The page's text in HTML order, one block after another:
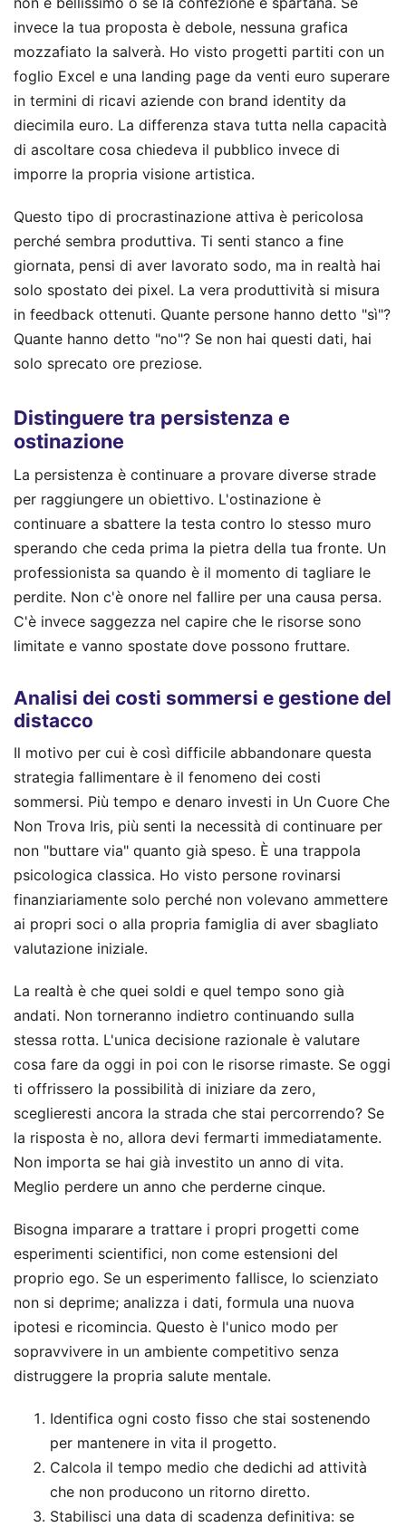
invece la tua proposta è debole, nessuna grafica
mozzafiato la salverà. Ho visto progetti partiti con un
foglio Excel e una landing page da venti euro superare
in termini di ricavi aziende con brand identity da
diecimila euro. La differenza stava tutta nella capacità
di ascoltare cosa chiedeva il pubblico invece di
imporre la propria visione artistica.
Questo tipo di procrastinazione attiva è pericolosa
perché sembra produttiva. Ti senti stanco a fine
giornata, pensi di aver lavorato sodo, ma in realtà hai
solo spostato dei pixel. La vera produttività si misura
in feedback ottenuti. Quante persone hanno detto "sì"?
Quante hanno detto "no"? Se non hai questi dati, hai
solo sprecato ore preziose.
Distinguere tra persistenza e
ostinazione
La persistenza è continuare a provare diverse strade
per raggiungere un obiettivo. L'ostinazione è
continuare a sbattere la testa contro lo stesso muro
sperando che ceda prima la pietra della tua fronte. Un
professionista sa quando è il momento di tagliare le
perdite. Non c'è onore nel fallire per una causa persa.
C'è invece saggezza nel capire che le risorse sono
limitate e vanno spostate dove possono fruttare.
Analisi dei costi sommersi e gestione del
distacco
Il motivo per cui è così difficile abbandonare questa
strategia fallimentare è il fenomeno dei costi
sommersi. Più tempo e denaro investi in Un Cuore Che
Non Trova Iris, più senti la necessità di continuare per
non "buttare via" quanto già speso. È una trappola
psicologica classica. Ho visto persone rovinarsi
finanziariamente solo perché non volevano ammettere
ai propri soci o alla propria famiglia di aver sbagliato
valutazione iniziale.
La realtà è che quei soldi e quel tempo sono già
andati. Non torneranno indietro continuando sulla
stessa rotta. L'unica decisione razionale è valutare
cosa fare da oggi in poi con le risorse rimaste. Se oggi
ti offrissero la possibilità di iniziare da zero,
sceglieresti ancora la strada che stai percorrendo? Se
la risposta è no, allora devi fermarti immediatamente.
Non importa se hai già investito un anno di vita.
Meglio perdere un anno che perderne cinque.
Bisogna imparare a trattare i propri progetti come
esperimenti scientifici, non come estensioni del
proprio ego. Se un esperimento fallisce, lo scienziato
non si deprime; analizza i dati, formula una nuova
ipotesi e ricomincia. Questo è l'unico modo per
sopravvivere in un ambiente competitivo senza
distruggere la propria salute mentale.
Identifica ogni costo fisso che stai sostenendo
per mantenere in vita il progetto.
Calcola il tempo medio che dedichi ad attività
che non producono un ritorno diretto.
Stabilisci una data di scadenza definitiva: se